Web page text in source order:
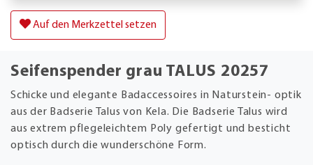
Auf den Merkzettel setzen
Seifenspender grau TALUS 20257
Schicke und elegante Badaccessoires in Naturstein- optik
aus der Badserie Talus von Kela. Die Badserie Talus wird
aus extrem pflegeleichtem Poly gefertigt und besticht
optisch durch die wunderschöne Form.